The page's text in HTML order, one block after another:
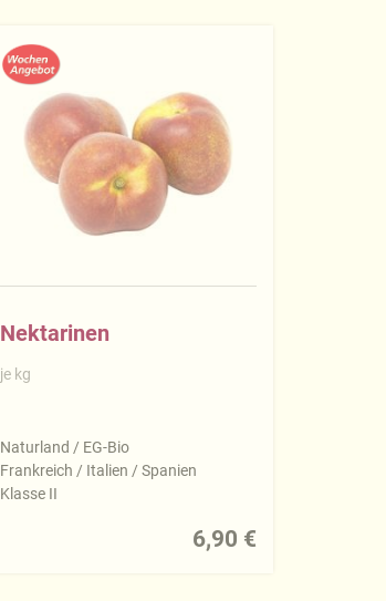
Nektarinen
je kg
Naturland / EG-Bio
Frankreich / Italien / Spanien
Klasse II
6,90 €